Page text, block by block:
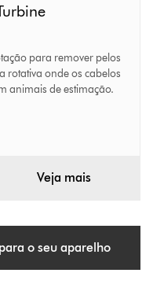
para remover pelos
rotativa onde os cabelos
animais de estimação.
Veja mais
o seu aparelho